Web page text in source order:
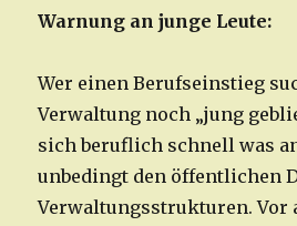
Warnung an junge Leute:
Wer einen Berufseinstieg
Verwaltung noch „jung
sich beruflich schnell was
unbedingt den öffentlichen
Verwaltungsstrukturen. Vor